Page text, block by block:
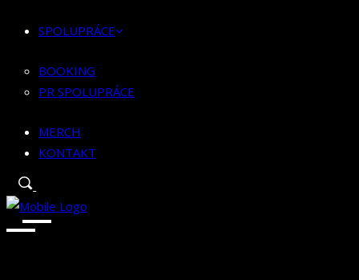
MERCH
SPOLUPRÁCE
BOOKING
PR SPOLUPRÁCE
MERCH
KONTAKT